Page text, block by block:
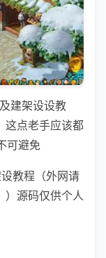
建架设设教
这点老手应该都
可避免
教程（外网请
）源码仅供个人